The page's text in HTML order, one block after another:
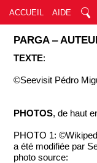
ACCUEIL AIDE
PARGA ‒
TEXTE:
©Seevisit Pédro
PHOTOS, de haut
PHOTO 1:
a été modifiée par
photo source: